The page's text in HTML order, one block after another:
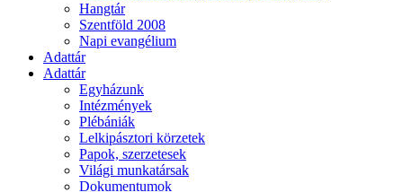
Hangtár
Szentföld 2008
Napi evangélium
Adattár
Adattár
Egyházunk
Intézmények
Plébániák
Lelkipásztori körzetek
Papok, szerzetesek
Világi munkatársak
Dokumentumok